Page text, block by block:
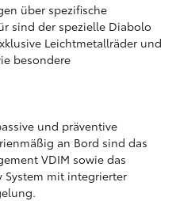
über spezifische
sind der spezielle Diabolo
Leichtmetallräder und
besondere
und präventive
an Bord sind das
VDIM sowie das
System mit integrierter